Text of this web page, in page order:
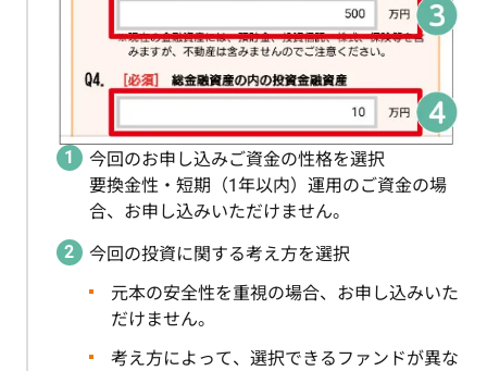
今回のお申し込みご資金の性格を選択
要換金性・短期（1年以内）運用のご資金の場
合、お申し込みいただけません。
今回の投資に関する考え方を選択
元本の安全性を重視の場合、お申し込みいた
だけません。
考え方によって、選択できるファンドが異な